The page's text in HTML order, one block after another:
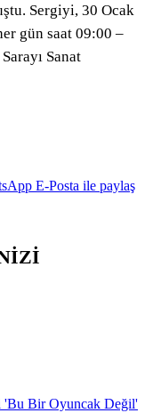
Sergiyi, 30 Ocak
gün saat 09:00 –
Sanat
E-Posta ile paylaş